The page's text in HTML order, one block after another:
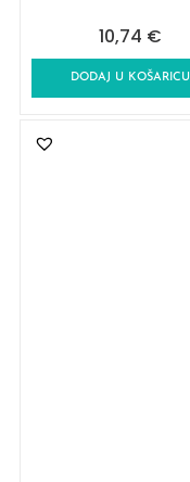
10,74 €
DODAJ U KOŠARICU